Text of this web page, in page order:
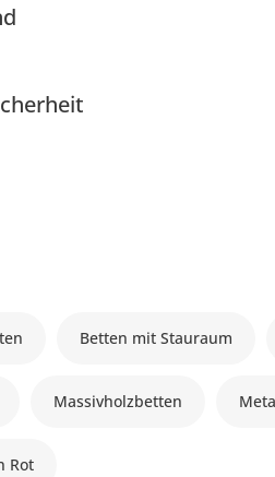
Betten mit Stauraum
Massivholzbetten
Rot